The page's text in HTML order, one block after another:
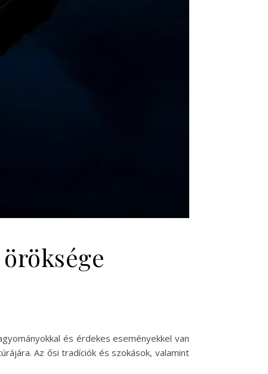
és érdekes eseményekkel van
Az ősi tradíciók és szokások, valamint